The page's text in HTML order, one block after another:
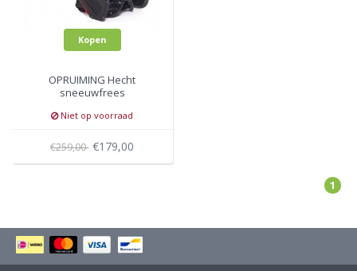
Kopen
OPRUIMING Hecht
sneeuwfrees
Niet op voorraad
€259,00 €179,00
1